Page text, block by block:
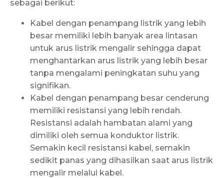
sebagai berikut:
Kabel dengan penampang listrik yang lebih
besar memiliki lebih banyak area lintasan
untuk arus listrik mengalir sehingga dapat
menghantarkan arus listrik yang lebih besar
tanpa mengalami peningkatan suhu yang
signifikan.
Kabel dengan penampang besar cenderung
memiliki resistansi yang lebih rendah.
Resistansi adalah hambatan alami yang
dimiliki oleh semua konduktor listrik.
Semakin kecil resistansi kabel, semakin
sedikit panas yang dihasilkan saat arus listrik
mengalir melalui kabel.